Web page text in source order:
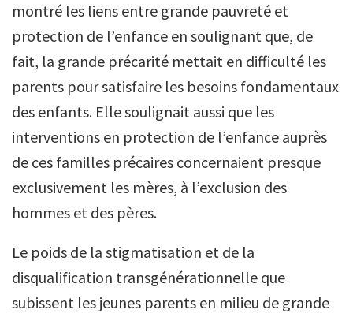
montré les liens entre grande pauvreté et
protection de l’enfance en soulignant que, de
fait, la grande précarité mettait en difficulté les
parents pour satisfaire les besoins fondamentaux
des enfants. Elle soulignait aussi que les
interventions en protection de l’enfance auprès
de ces familles précaires concernaient presque
exclusivement les mères, à l’exclusion des
hommes et des pères.
Le poids de la stigmatisation et de la
disqualification transgénérationnelle que
subissent les jeunes parents en milieu de grande